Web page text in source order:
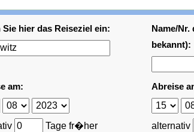
Sie hier das Reiseziel ein:
Name/
bekannt):
am:
Tage fr�her
Abreise
alternativ